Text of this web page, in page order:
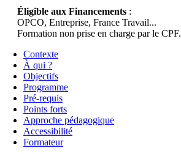
Éligible aux Financements :
OPCO, Entreprise, France Travail...
Formation non prise en charge par le CPF.
Contexte
À qui ?
Objectifs
Programme
Pré-requis
Points forts
Approche pédagogique
Accessibilité
Formateur